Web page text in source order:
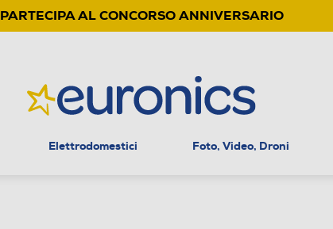
PARTECIPA AL CONCORSO ANNIVERSARIO
Elettrodomestici Foto, Video, Droni